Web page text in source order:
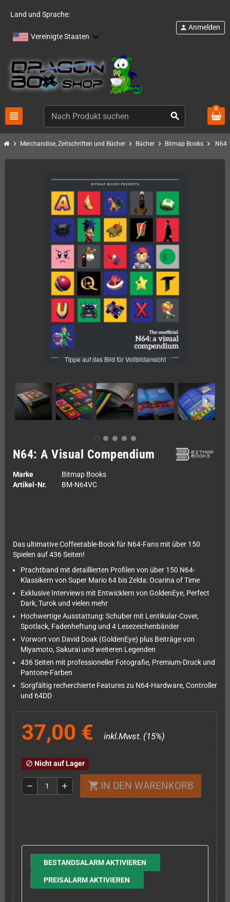
Land und Sprache:
Vereinigte Staaten
view_headline search
person Anmelden
0
chevron_right Merchandise, Zeitschriften und Bücher chevron_right Bücher chevron_right Bitmap Books chevron_right
Tippe auf das Bild für Vollbildansicht
N64: A Visual Compendium
Marke
Bitmap Books
Artikel-Nr.
BM-N64VC
Das ultimative Coffeetable-Book für N64-Fans mit über 150
Spielen auf 436 Seiten!
Prachtband mit detaillierten Profilen von über 150 N64-
Klassikern von Super Mario 64 bis Zelda: Ocarina of Time
Exklusive Interviews mit Entwicklern von GoldenEye, Perfect
Dark, Turok und vielen mehr
Hochwertige Ausstattung: Schuber mit Lentikular-Cover,
Spotlack, Fadenheftung und 4 Lesezeichenbänder
Vorwort von David Doak (GoldenEye) plus Beiträge von
Miyamoto, Sakurai und weiteren Legenden
436 Seiten mit professioneller Fotografie, Premium-Druck und
Pantone-Farben
Sorgfältig recherchierte Features zu N64-Hardware, Controller
und 64DD
37,00 € inkl.Mwst. (15%)
block Nicht auf Lager
remove add shopping_cart IN DEN WARENKORB
BESTANDSALARM AKTIVIEREN
PREISALARM AKTIVIEREN